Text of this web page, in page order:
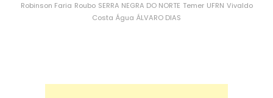
Robinson Faria Roubo SERRA NEGRA DO NORTE Temer UFRN Vivaldo
Costa Água ÁLVARO DIAS